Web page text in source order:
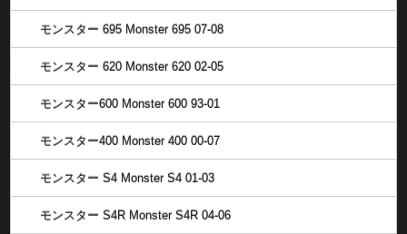
モンスター 695 Monster 695 07-08
モンスター 620 Monster 620 02-05
モンスター600 Monster 600 93-01
モンスター400 Monster 400 00-07
モンスター S4 Monster S4 01-03
モンスター S4R Monster S4R 04-06